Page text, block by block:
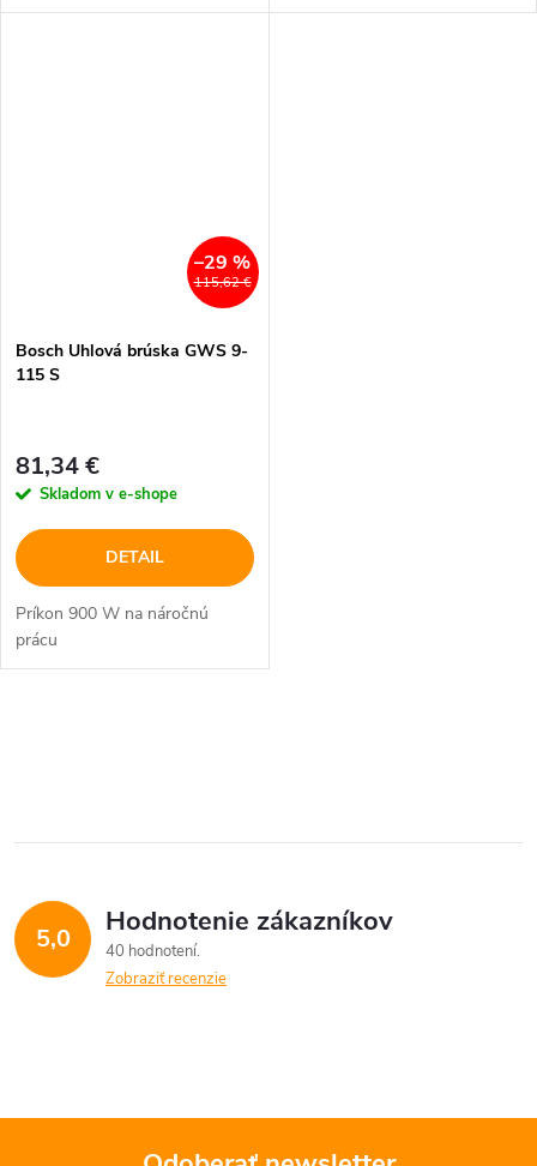
115,62 €
–29 %
Bosch Uhlová brúska GWS 9-
115 S
81,34 €
Skladom v e-shope
DETAIL
Príkon 900 W na náročnú
prácu
l
d
a
e
5,0 Hodnotenie zákazníkov
40 hodnotení
Zobraziť recenzie